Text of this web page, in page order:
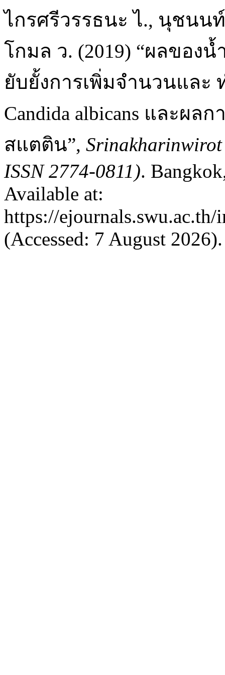
ไกรศรีวรรธนะ ไ., นุชน
โกมล ว. (2019) “ผลของ
ยับยั้งการเพิ่มจำนวนและ
Candida albicans และผล
สแตติน”,
ISSN 2774-0811).
Available at:
https://
(Accessed: 7 August 2026).